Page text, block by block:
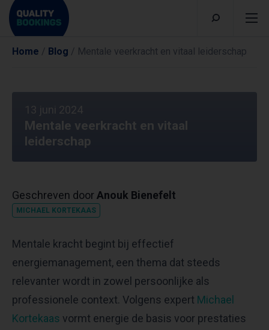
Home / Blog / Mentale veerkracht en vitaal leiderschap
13 juni 2024
Mentale veerkracht en vitaal
leiderschap
Geschreven door Anouk Bienefelt
MICHAEL KORTEKAAS
Mentale kracht begint bij effectief
energiemanagement, een thema dat steeds
relevanter wordt in zowel persoonlijke als
professionele context. Volgens expert Michael
Kortekaas vormt energie de basis voor prestaties